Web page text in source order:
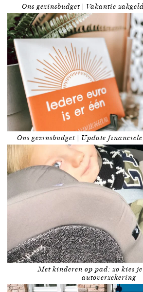
Ons gezinsbudget | Vakantie
Ons gezinsbudget | Update
Met kinderen op pad: zo kies
autoverzekering